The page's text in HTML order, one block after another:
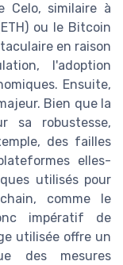
Celo, similaire à
ou le Bitcoin
en raison
l'adoption
Ensuite,
Bien que la
sa robustesse,
des failles
elles-
utilisés pour
comme le
impératif de
utilisée offre un
des mesures